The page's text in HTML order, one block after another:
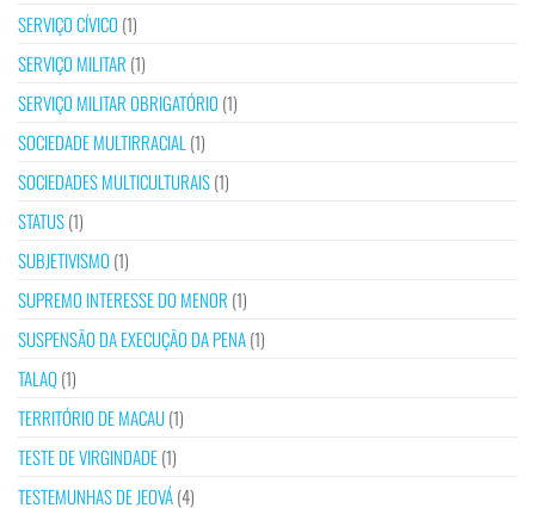
SERVIÇO CÍVICO (1)
SERVIÇO MILITAR (1)
SERVIÇO MILITAR OBRIGATÓRIO (1)
SOCIEDADE MULTIRRACIAL (1)
SOCIEDADES MULTICULTURAIS(1)
STATUS(1)
SUBJETIVISMO (1)
SUPREMO INTERESSE DO MENOR (1)
SUSPENSÃO DA EXECUÇÃO DA PENA(1)
TALAQ(1)
TERRITÓRIO DE MACAU(1)
TESTE DE VIRGINDADE(1)
TESTEMUNHAS DE JEOVÁ(4)